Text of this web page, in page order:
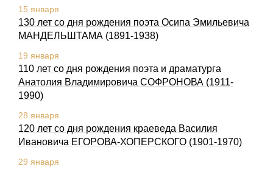
15 января
130 лет со дня рождения поэта Осипа Эмильевича
МАНДЕЛЬШТАМА (1891-1938)
19 января
110 лет со дня рождения поэта и драматурга
Анатолия Владимировича СОФРОНОВА (1911-
1990)
28 января
120 лет со дня рождения краеведа Василия
Ивановича ЕГОРОВА-ХОПЕРСКОГО (1901-1970)
29 января